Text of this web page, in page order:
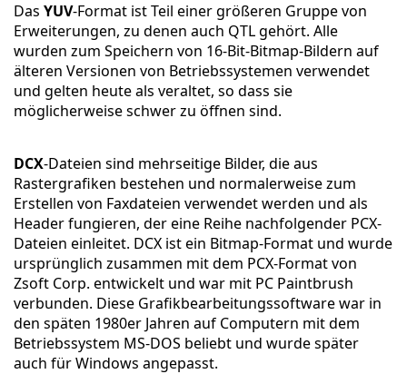
Das YUV-Format ist Teil einer größeren Gruppe von
Erweiterungen, zu denen auch QTL gehört. Alle
wurden zum Speichern von 16-Bit-Bitmap-Bildern auf
älteren Versionen von Betriebssystemen verwendet
und gelten heute als veraltet, so dass sie
möglicherweise schwer zu öffnen sind.
DCX-Dateien sind mehrseitige Bilder, die aus
Rastergrafiken bestehen und normalerweise zum
Erstellen von Faxdateien verwendet werden und als
Header fungieren, der eine Reihe nachfolgender PCX-
Dateien einleitet. DCX ist ein Bitmap-Format und wurde
ursprünglich zusammen mit dem PCX-Format von
Zsoft Corp. entwickelt und war mit PC Paintbrush
verbunden. Diese Grafikbearbeitungssoftware war in
den späten 1980er Jahren auf Computern mit dem
Betriebssystem MS-DOS beliebt und wurde später
auch für Windows angepasst.